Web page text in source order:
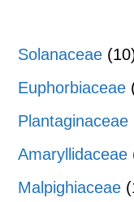
Solanaceae
Euphorbiaceae
Plantaginaceae
Amaryllidaceae
Malpighiaceae